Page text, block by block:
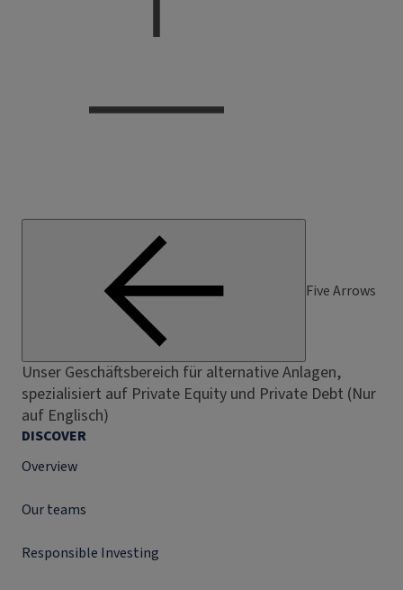
Five Arrows
Unser Geschäftsbereich für alternative Anlagen,
spezialisiert auf Private Equity und Private Debt (Nur
auf Englisch)
DISCOVER
Overview
Our teams
Responsible Investing